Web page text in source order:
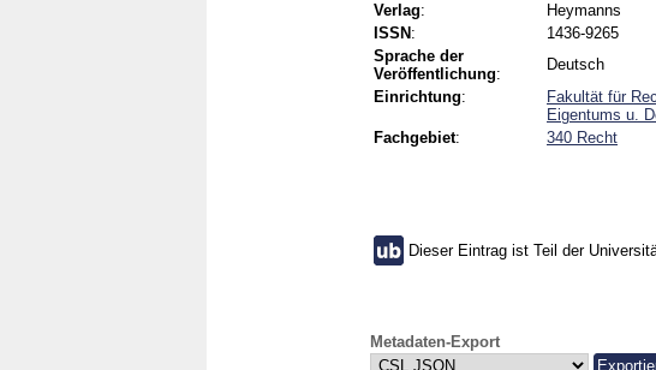
Verlag:
Heymanns
ISSN :
1436-9265
Sprache der
Veröffentlichung:
Deutsch
Einrichtung:
Fakultät für
Eigentums u.
Fachgebiet: 340 Recht
Dieser Eintrag ist Teil der
Metadaten-Export